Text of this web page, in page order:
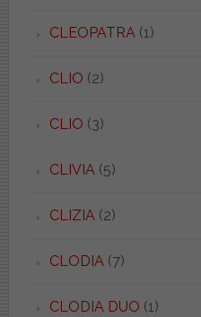
CLEOPATRA (1)
CLIO (2)
CLIO (3)
CLIVIA (5)
CLIZIA (2)
CLODIA (7)
CLODIA DUO (1)